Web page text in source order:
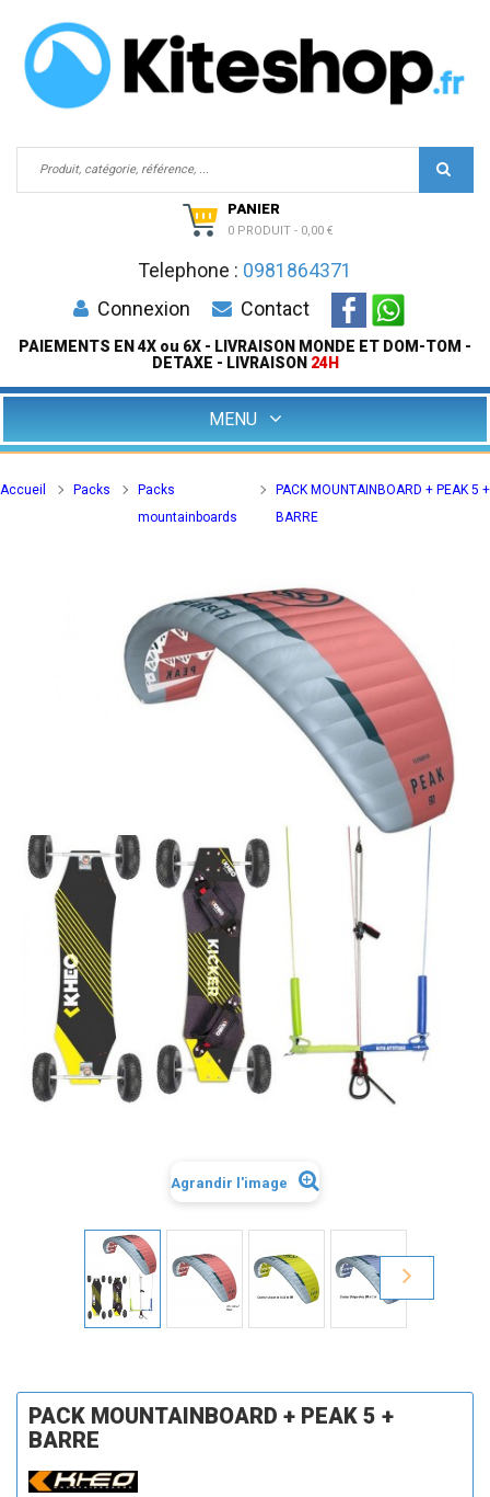
PANIER
0 PRODUIT - 0,00 €
Telephone : 0981864371
Connexion
Contact
PAIEMENTS EN 4X ou 6X - LIVRAISON MONDE ET DOM-TOM -
DETAXE - LIVRAISON 24H
MENU
Accueil Packs
Packs
mountainboards
PACK MOUNTAINBOARD + PEAK 5 +
BARRE
Agrandir l'image
PACK MOUNTAINBOARD + PEAK 5 +
BARRE